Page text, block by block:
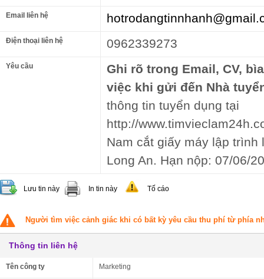
Email liên hệ
Điện thoại liên hệ 0962339273
Yêu cầu
Ghi rõ trong Email, CV,
việc khi gửi đến Nhà
thông tin tuyển dụng tại
http://
Nam cắt giấy máy lập trình
Long An. Hạn nộp: 07/06/
Lưu tin này In tin này Tố cáo
Người tìm việc cảnh giác khi có bất kỳ yêu cầu thu phí từ phía
Thông tin liên hệ
Tên công ty Marketing